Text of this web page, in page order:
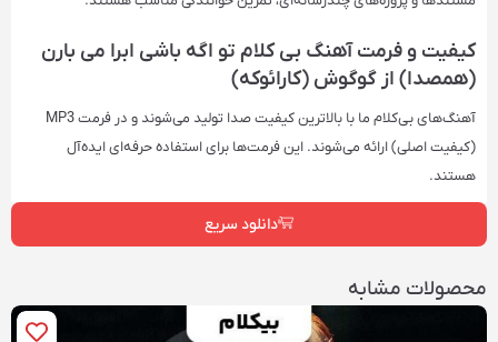
کیفیت و فرمت آهنگ بی کلام تو اگه باشی ابرا می بارن
(همصدا) از گوگوش (کارائوکه)
آهنگ‌های بی‌کلام ما با بالاترین کیفیت صدا تولید می‌شوند و در فرمت‌ MP3
(کیفیت اصلی) ارائه می‌شوند. این فرمت‌ها برای استفاده حرفه‌ای ایده‌آل
هستند.
دانلود سریع
محصولات مشابه